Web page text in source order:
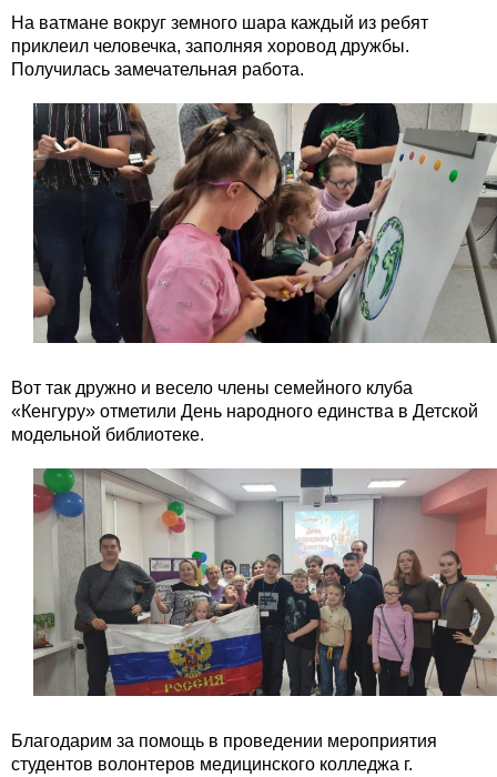
На ватмане вокруг земного шара каждый из ребят
приклеил человечка, заполняя хоровод дружбы.
Получилась замечательная работа.
Вот так дружно и весело члены семейного клуба
«Кенгуру» отметили День народного единства в Детской
модельной библиотеке.
Благодарим за помощь в проведении мероприятия
студентов волонтеров медицинского колледжа г.